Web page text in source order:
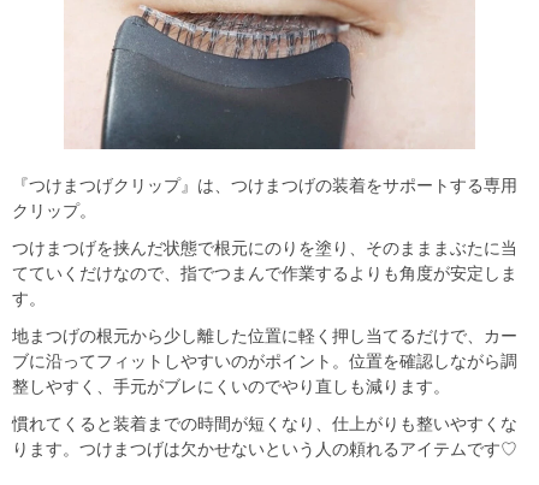
『つけまつげクリップ』は、つけまつげの装着をサポートする専用
クリップ。
つけまつげを挟んだ状態で根元にのりを塗り、そのまままぶたに当
てていくだけなので、指でつまんで作業するよりも角度が安定しま
す。
地まつげの根元から少し離した位置に軽く押し当てるだけで、カー
ブに沿ってフィットしやすいのがポイント。位置を確認しながら調
整しやすく、手元がブレにくいのでやり直しも減ります。
慣れてくると装着までの時間が短くなり、仕上がりも整いやすくな
ります。つけまつげは欠かせないという人の頼れるアイテムです♡